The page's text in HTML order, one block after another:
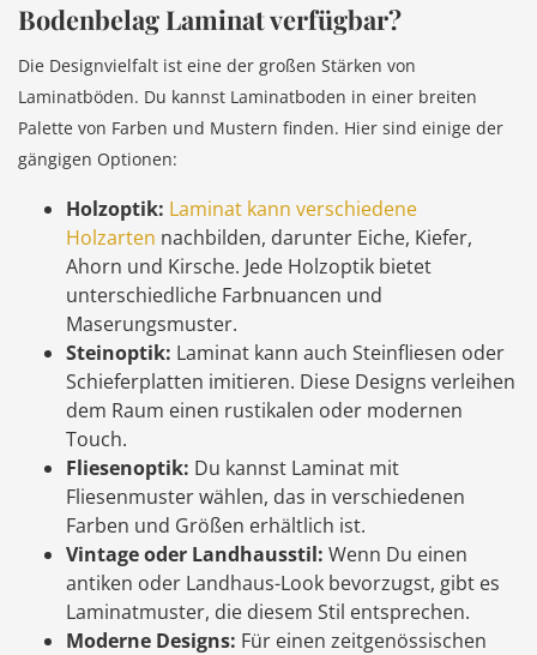
Bodenbelag Laminat verfügbar?
Die Designvielfalt ist eine der großen Stärken von
Laminatböden. Du kannst Laminatboden in einer breiten
Palette von Farben und Mustern finden. Hier sind einige der
gängigen Optionen:
Holzoptik: Laminat kann verschiedene
Holzarten nachbilden, darunter Eiche, Kiefer,
Ahorn und Kirsche. Jede Holzoptik bietet
unterschiedliche Farbnuancen und
Maserungsmuster.
Steinoptik: Laminat kann auch Steinfliesen oder
Schieferplatten imitieren. Diese Designs verleihen
dem Raum einen rustikalen oder modernen
Touch.
Fliesenoptik: Du kannst Laminat mit
Fliesenmuster wählen, das in verschiedenen
Farben und Größen erhältlich ist.
Vintage oder Landhausstil: Wenn Du einen
antiken oder Landhaus-Look bevorzugst, gibt es
Laminatmuster, die diesem Stil entsprechen.
Moderne Designs: Für einen zeitgenössischen